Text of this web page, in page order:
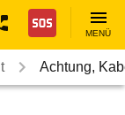
Nothilfe
MENÜ
Achtung,